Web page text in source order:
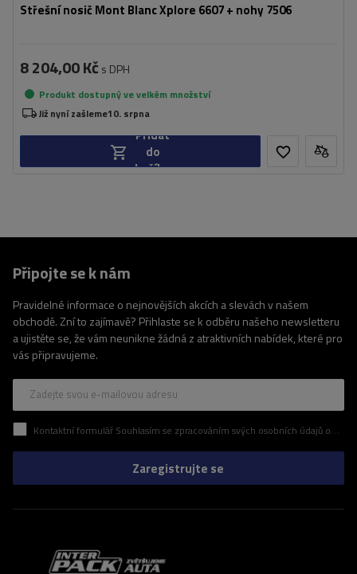
Střešní nosič Mont Blanc Xplore 6607 + nohy 7506
8 204,00 Kč s DPH
Produkt dostupný ve velkém množství
Již nyní zašleme10. srpna
Přidat
do
košíku
Připojte se k nám
Pravidelné informace o nejnovějších akcích a slevách v našem
obchodě. Zní to zajímavě? Přihlaste se k odběru našeho newsletteru
a ujistěte se, že vám neunikne žádná z atraktivních nabídek, které pro
vás připravujeme.
Zadejte svou e-mailovou adresu
Kontaktní formulář Souhlasím se zpracováním svých osobních údajů obsažených v kontaktním formuláři v souladu s nařízením Evropského parlamentu a Rady (EU)
Zaregistrujte se